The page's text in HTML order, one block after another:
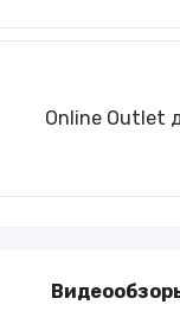
Online Outlet